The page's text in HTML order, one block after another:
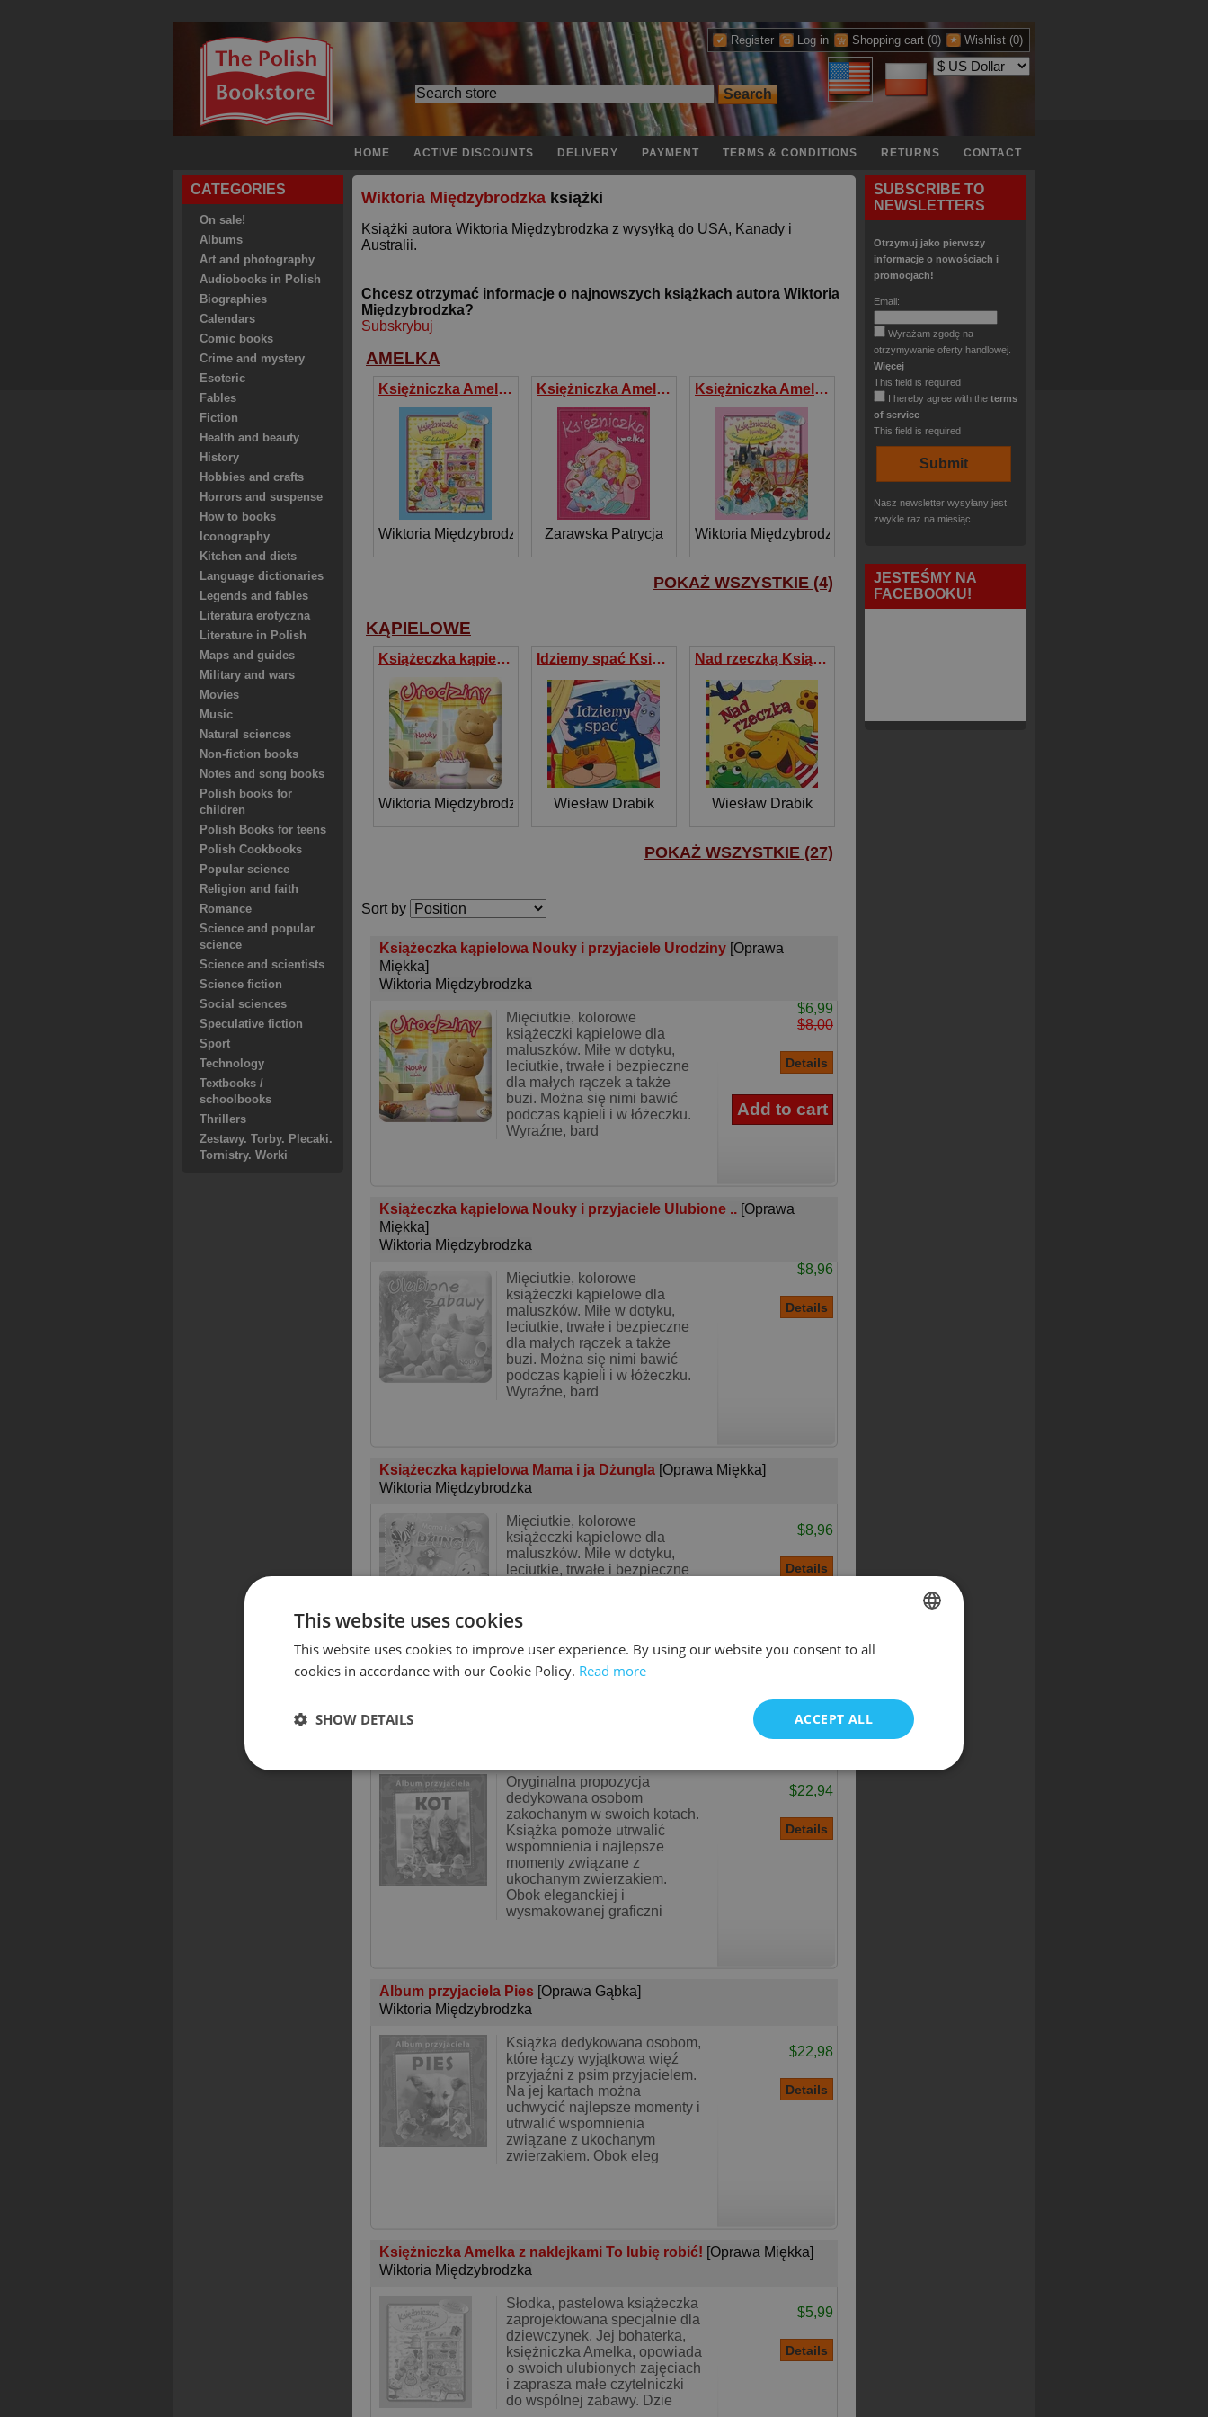
Register Log in Shopping cart (0) Wishlist (0)
HOME ACTIVE DISCOUNTS DELIVERY PAYMENT TERMS & CONDITIONS RETURNS CONTACT
CATEGORIES
On sale!
Albums
Art and photography
Audiobooks in Polish
Biographies
Calendars
Comic books
Crime and mystery
Esoteric
Fables
Fiction
Health and beauty
History
Hobbies and crafts
Horrors and suspense
How to books
Iconography
Kitchen and diets
Language dictionaries
Legends and fables
Literatura erotyczna
Literature in Polish
Maps and guides
Military and wars
Movies
Music
Natural sciences
Non-fiction books
Notes and song books
Polish books for
children
Polish Books for teens
Polish Cookbooks
Popular science
Religion and faith
Romance
Science and popular
science
Science and scientists
Science fiction
Social sciences
Speculative fiction
Sport
Technology
Textbooks /
schoolbooks
Thrillers
Zestawy. Torby. Plecaki.
Tornistry. Worki
Wiktoria Międzybrodzka książki
Książki autora Wiktoria Międzybrodzka z wysyłką do USA, Kanady i
Australii.
Chcesz otrzymać informacje o najnowszych książkach autora Wiktoria
Międzybrodzka?
Subskrybuj
AMELKA
Księżniczka Amelka z naklejkami To lubię robić!
Wiktoria Międzybrodzka
Księżniczka Amelka
Zarawska Patrycja
Księżniczka Amelka z naklejkami Zabawy i dalekie wyprawy
Wiktoria Międzybrodzka
POKAŻ WSZYSTKIE (4)
KĄPIELOWE
Książeczka kąpielowa Nouky i przyjaciele Urodziny
Wiktoria Międzybrodzka
Idziemy spać Książeczka kąpielowa z grzechotką
Wiesław Drabik
Nad rzeczką Książeczka kąpielowa z grzechotką
Wiesław Drabik
POKAŻ WSZYSTKIE (27)
Sort by
Książeczka kąpielowa Nouky i przyjaciele Urodziny [Oprawa
Miękka]
Wiktoria Międzybrodzka
Mięciutkie, kolorowe
książeczki kąpielowe dla
maluszków. Miłe w dotyku,
leciutkie, trwałe i bezpieczne
dla małych rączek a także
buzi. Można się nimi bawić
podczas kąpieli i w łóżeczku.
Wyraźne, bard
$6,99
$8,00
Książeczka kąpielowa Nouky i przyjaciele Ulubione .. [Oprawa
Miękka]
Wiktoria Międzybrodzka
Mięciutkie, kolorowe
książeczki kąpielowe dla
maluszków. Miłe w dotyku,
leciutkie, trwałe i bezpieczne
dla małych rączek a także
buzi. Można się nimi bawić
podczas kąpieli i w łóżeczku.
Wyraźne, bard
$8,96
Książeczka kąpielowa Mama i ja Dżungla [Oprawa Miękka]
Wiktoria Międzybrodzka
Mięciutkie, kolorowe
książeczki kąpielowe dla
maluszków. Miłe w dotyku,
leciutkie, trwałe i bezpieczne
podczas kąpieli i w łóżeczku.
$8,96
Oryginalna propozycja
dedykowana osobom
zakochanym w swoich kotach.
Książka pomoże utrwalić
wspomnienia i najlepsze
momenty związane z
ukochanym zwierzakiem.
Obok eleganckiej i
wysmakowanej graficzni
$22,94
Album przyjaciela Pies [Oprawa Gąbka]
Wiktoria Międzybrodzka
Książka dedykowana osobom,
które łączy wyjątkowa więź
przyjaźni z psim przyjacielem.
Na jej kartach można
uchwycić najlepsze momenty i
utrwalić wspomnienia
związane z ukochanym
zwierzakiem. Obok eleg
$22,98
Księżniczka Amelka z naklejkami To lubię robić! [Oprawa Miękka]
Wiktoria Międzybrodzka
Słodka, pastelowa książeczka
zaprojektowana specjalnie dla
dziewczynek. Jej bohaterka,
księżniczka Amelka, opowiada
o swoich ulubionych zajęciach
i zaprasza małe czytelniczki
do wspólnej zabawy. Dzie
$5,99
SUBSCRIBE TO
NEWSLETTERS
Otrzymuj jako pierwszy
informacje o nowościach i
promocjach!
Email:
Wyrażam zgodę na
otrzymywanie oferty handlowej.
Więcej
This field is required
I hereby agree with the terms
of service
This field is required
Nasz newsletter wysyłany jest
zwykle raz na miesiąc.
JESTEŚMY NA
FACEBOOKU!
This website uses cookies
This website uses cookies to improve user experience. By using our website you consent to all
cookies in accordance with our Cookie Policy. Read more
ACCEPT ALL
SHOW DETAILS